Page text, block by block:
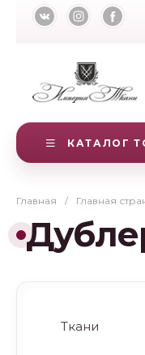
КАТАЛОГ
Главная / Главная
Ткани